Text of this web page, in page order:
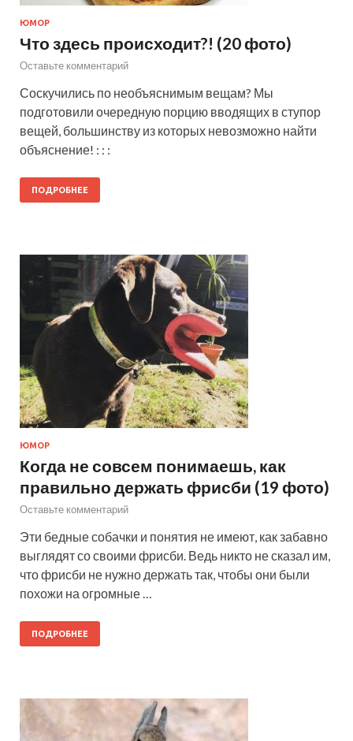
ЮМОР
Что здесь происходит?! (20 фото)
Оставьте комментарий
Соскучились по необъяснимым вещам? Мы
подготовили очередную порцию вводящих в ступор
вещей, большинству из которых невозможно найти
объяснение! : : :
ПОДРОБНЕЕ
ЮМОР
Когда не совсем понимаешь, как
правильно держать фрисби (19 фото)
Оставьте комментарий
Эти бедные собачки и понятия не имеют, как забавно
выглядят со своими фрисби. Ведь никто не сказал им,
что фрисби не нужно держать так, чтобы они были
похожи на огромные …
ПОДРОБНЕЕ